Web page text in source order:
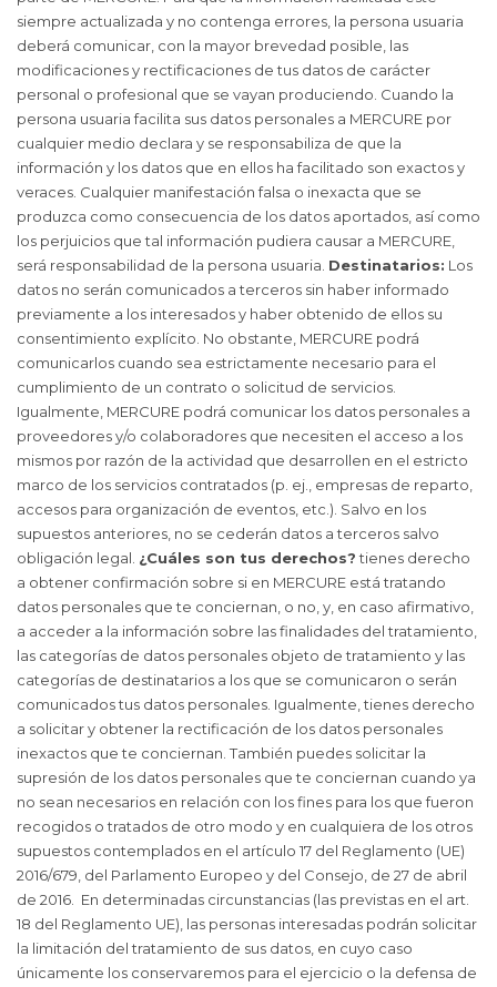
siempre actualizada y no contenga errores, la persona usuaria
deberá comunicar, con la mayor brevedad posible, las
modificaciones y rectificaciones de tus datos de carácter
personal o profesional que se vayan produciendo. Cuando la
persona usuaria facilita sus datos personales a MERCURE por
cualquier medio declara y se responsabiliza de que la
información y los datos que en ellos ha facilitado son exactos y
veraces. Cualquier manifestación falsa o inexacta que se
produzca como consecuencia de los datos aportados, así como
los perjuicios que tal información pudiera causar a MERCURE,
será responsabilidad de la persona usuaria. Destinatarios: Los
datos no serán comunicados a terceros sin haber informado
previamente a los interesados y haber obtenido de ellos su
consentimiento explícito. No obstante, MERCURE podrá
comunicarlos cuando sea estrictamente necesario para el
cumplimiento de un contrato o solicitud de servicios.
Igualmente, MERCURE podrá comunicar los datos personales a
proveedores y/o colaboradores que necesiten el acceso a los
mismos por razón de la actividad que desarrollen en el estricto
marco de los servicios contratados (p. ej., empresas de reparto,
accesos para organización de eventos, etc.). Salvo en los
supuestos anteriores, no se cederán datos a terceros salvo
obligación legal. ¿Cuáles son tus derechos?tienes derecho
a obtener confirmación sobre si en MERCURE está tratando
datos personales que te conciernan, o no, y, en caso afirmativo,
a acceder a la información sobre las finalidades del tratamiento,
las categorías de datos personales objeto de tratamiento y las
categorías de destinatarios a los que se comunicaron o serán
comunicados tus datos personales. Igualmente, tienes derecho
a solicitar y obtener la rectificación de los datos personales
inexactos que te conciernan. También puedes solicitar la
supresión de los datos personales que te conciernan cuando ya
no sean necesarios en relación con los fines para los que fueron
recogidos o tratados de otro modo y en cualquiera de los otros
supuestos contemplados en el artículo 17 del Reglamento (UE)
2016/679, del Parlamento Europeo y del Consejo, de 27 de abril
de 2016. En determinadas circunstancias (las previstas en el art.
18 del Reglamento UE), las personas interesadas podrán solicitar
la limitación del tratamiento de sus datos, en cuyo caso
únicamente los conservaremos para el ejercicio o la defensa de